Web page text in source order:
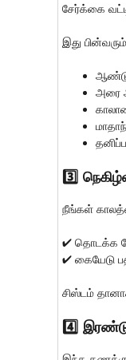
சேர்க்கை
இது
அரை
3️⃣
நீங்கள்
✔ தொடக்க
✔ கையேடு
சிஸ்டம்
4️⃣